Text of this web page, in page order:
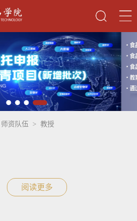
师资队伍 > 教授
阅读更多